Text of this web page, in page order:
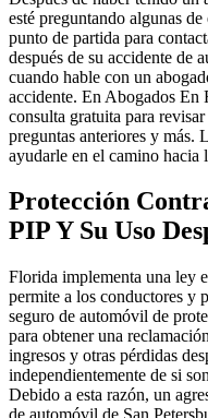
esté preguntando algunas
punto de partida para
después de su accidente de
cuando hable con un
accidente. En Abogados En
consulta gratuita para
preguntas anteriores y más.
ayudarle en el camino hacia
Protección
PIP Y Su Uso
Florida implementa una ley
permite a los conductores y
seguro de automóvil de
para obtener una
ingresos y otras pérdidas
independientemente de si
Debido a esta razón, un